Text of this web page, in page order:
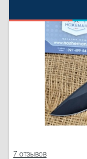
7 отзывов